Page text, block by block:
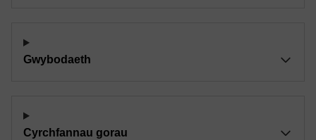
Gwybodaeth
Cyrchfannau gorau